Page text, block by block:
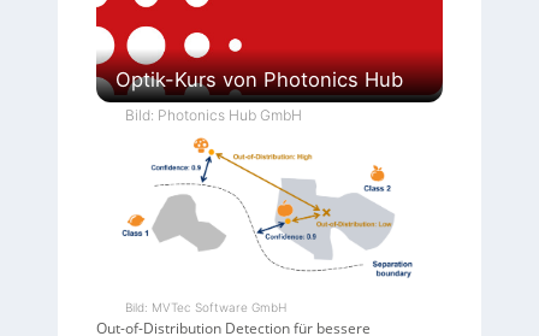
Optik-Kurs von Photonics Hub
Bild: Photonics Hub GmbH
Bild: MVTec Software GmbH
Out-of-Distribution Detection für bessere